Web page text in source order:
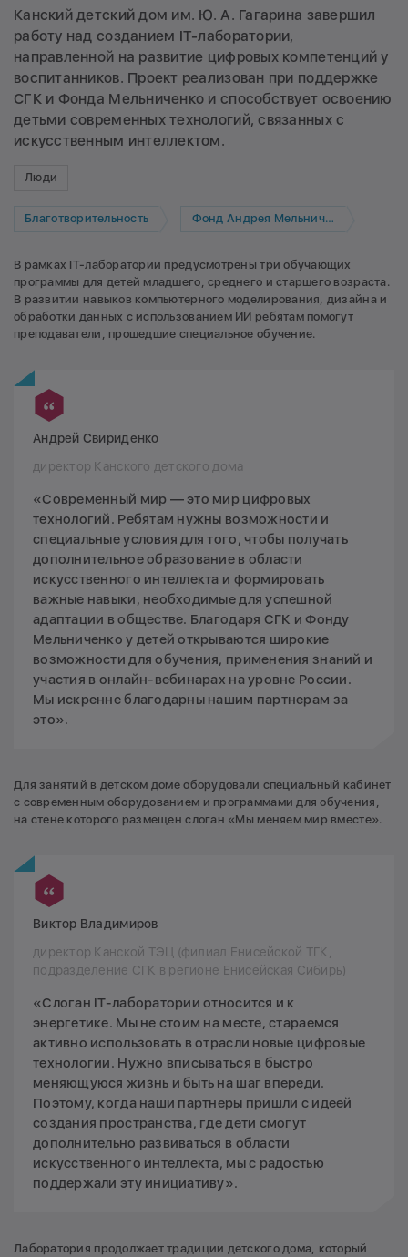
Канский детский дом им. Ю. А. Гагарина завершил
работу над созданием IT-лаборатории,
направленной на развитие цифровых компетенций у
воспитанников. Проект реализован при поддержке
СГК и Фонда Мельниченко и способствует освоению
детьми современных технологий, связанных с
искусственным интеллектом.
Люди
Благотворительность Фонд Андрея Мельниченко
В рамках IT-лаборатории предусмотрены три обучающих
программы для детей младшего, среднего и старшего возраста.
В развитии навыков компьютерного моделирования, дизайна и
обработки данных с использованием ИИ ребятам помогут
преподаватели, прошедшие специальное обучение.
Андрей Свириденко
директор Канского детского дома
«Современный мир — это мир цифровых
технологий. Ребятам нужны возможности и
специальные условия для того, чтобы получать
дополнительное образование в области
искусственного интеллекта и формировать
важные навыки, необходимые для успешной
адаптации в обществе. Благодаря СГК и Фонду
Мельниченко у детей открываются широкие
возможности для обучения, применения знаний и
участия в онлайн-вебинарах на уровне России.
Мы искренне благодарны нашим партнерам за
это».
Для занятий в детском доме оборудовали специальный кабинет
с современным оборудованием и программами для обучения,
на стене которого размещен слоган «Мы меняем мир вместе».
Виктор Владимиров
директор Канской ТЭЦ (филиал Енисейской ТГК,
подразделение СГК в регионе Енисейская Сибирь)
«Слоган IT-лаборатории относится и к
энергетике. Мы не стоим на месте, стараемся
активно использовать в отрасли новые цифровые
технологии. Нужно вписываться в быстро
меняющуюся жизнь и быть на шаг впереди.
Поэтому, когда наши партнеры пришли с идеей
создания пространства, где дети смогут
дополнительно развиваться в области
искусственного интеллекта, мы с радостью
поддержали эту инициативу».
Лаборатория продолжает традиции детского дома, который